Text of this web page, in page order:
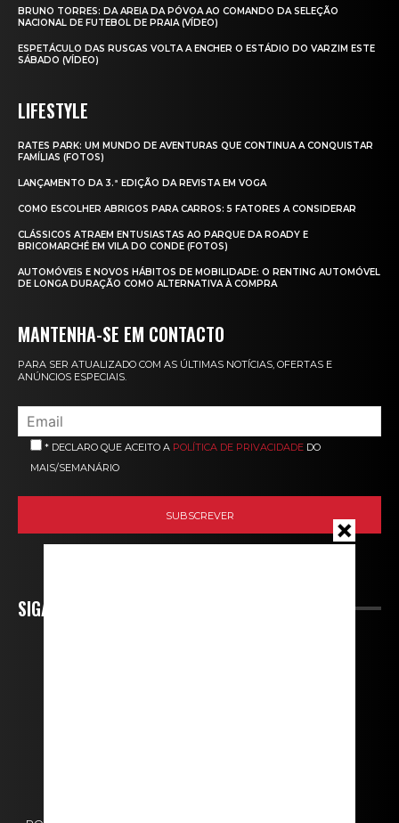
BRUNO TORRES: DA AREIA DA PÓVOA AO COMANDO DA SELEÇÃO
NACIONAL DE FUTEBOL DE PRAIA (VÍDEO)
ESPETÁCULO DAS RUSGAS VOLTA A ENCHER O ESTÁDIO DO VARZIM ESTE
SÁBADO (VÍDEO)
LIFESTYLE
RATES PARK: UM MUNDO DE AVENTURAS QUE CONTINUA A CONQUISTAR
FAMÍLIAS (FOTOS)
LANÇAMENTO DA 3.ª EDIÇÃO DA REVISTA EM VOGA
COMO ESCOLHER ABRIGOS PARA CARROS: 5 FATORES A CONSIDERAR
CLÁSSICOS ATRAEM ENTUSIASTAS AO PARQUE DA ROADY E
BRICOMARCHÉ EM VILA DO CONDE (FOTOS)
AUTOMÓVEIS E NOVOS HÁBITOS DE MOBILIDADE: O RENTING AUTOMÓVEL
DE LONGA DURAÇÃO COMO ALTERNATIVA À COMPRA
MANTENHA-SE EM CONTACTO
PARA SER ATUALIZADO COM AS ÚLTIMAS NOTÍCIAS, OFERTAS E
ANÚNCIOS ESPECIAIS.
* DECLARO QUE ACEITO A POLÍTICA DE PRIVACIDADE DO
MAIS/SEMANÁRIO
SIGA-NOS